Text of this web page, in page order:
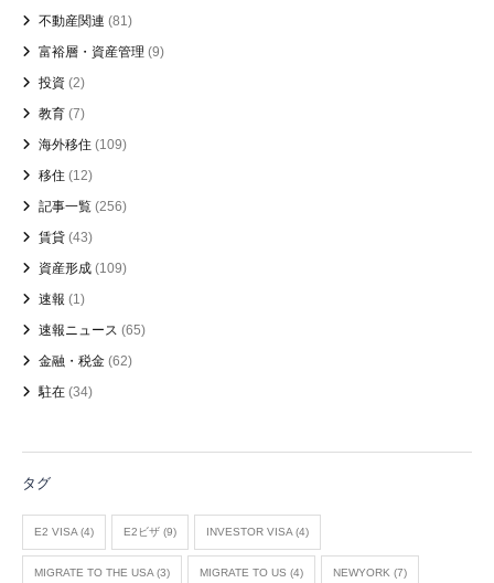
不動産関連 (81)
富裕層・資産管理 (9)
投資 (2)
教育 (7)
海外移住 (109)
移住 (12)
記事一覧 (256)
賃貸 (43)
資産形成 (109)
速報 (1)
速報ニュース (65)
金融・税金 (62)
駐在 (34)
タグ
E2 VISA(4) E2ビザ (9) INVESTOR VISA(4)
MIGRATE TO THE USA(3) MIGRATE TO US (4) NEWYORK (7)